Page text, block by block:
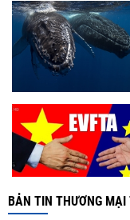
BẢN TIN THƯƠNG MẠI